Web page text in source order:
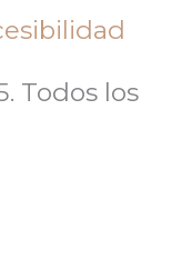
Todos los